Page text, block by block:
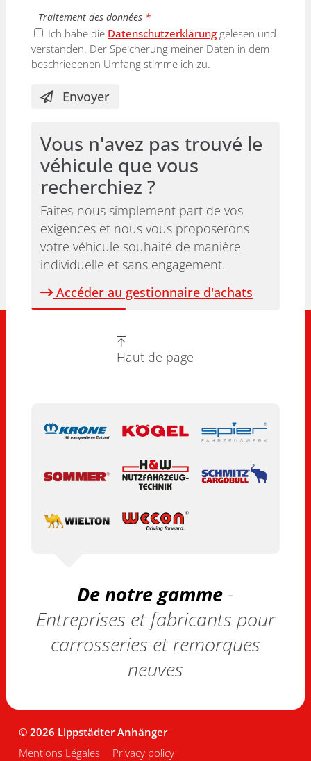
Traitement des données *
Ich habe die Datenschutzerklärunggelesen und
verstanden. Der Speicherung meiner Daten in dem
beschriebenen Umfang stimme ich zu.
Envoyer
Vous n'avez pas trouvé le
véhicule que vous
recherchiez ?
Faites-nous simplement part de vos
exigences et nous vous proposerons
votre véhicule souhaité de manière
individuelle et sans engagement.
Accéder au gestionnaire d'achats
Haut de page
De notre gamme -
Entreprises et fabricants pour
carrosseries et remorques
neuves
© 2026 Lippstädter Anhänger
Mentions Légales
Privacy policy